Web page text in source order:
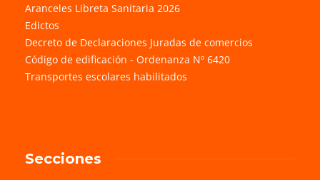
Aranceles Libreta Sanitaria 2026
Edictos
Decreto de Declaraciones Juradas de comercios
Código de edificación - Ordenanza Nº 6420
Transportes escolares habilitados
Secciones